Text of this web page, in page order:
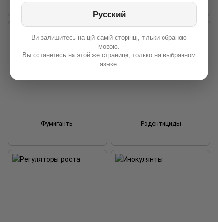
Фумиганты Родентициды
Русский
Ви залишитесь на цій самій сторінці, тільки обраною
мовою.
Вы останетесь на этой же странице, только на выбранном
языке.